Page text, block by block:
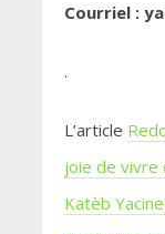
Courriel :
.
L’article
joie de vivre
Katèb